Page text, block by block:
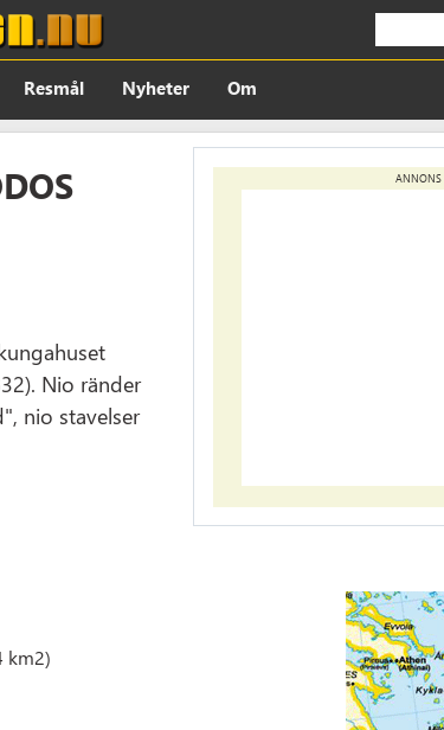
Resmål Nyheter Om
Nio ränder
nio stavelser
ANNONS
km2)